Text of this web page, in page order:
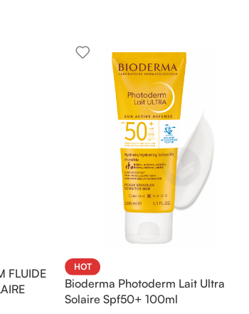
FLUIDE
HOT
Bioderma Photoderm Lait Ultra
Solaire Spf50+ 100ml